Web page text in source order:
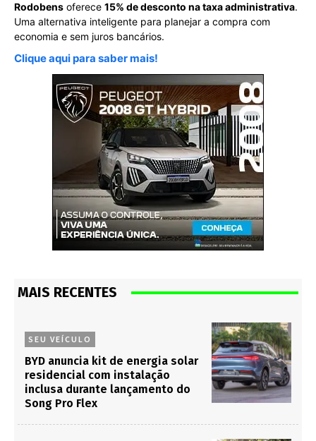
Rodobens oferece 15% de desconto na taxa administrativa.
Uma alternativa inteligente para planejar a compra com
economia e sem juros bancários.
Clique aqui para saber mais!
MAIS RECENTES
SEU VEÍCULO
BYD anuncia kit de energia solar
residencial com instalação
inclusa durante lançamento do
Song Pro Flex